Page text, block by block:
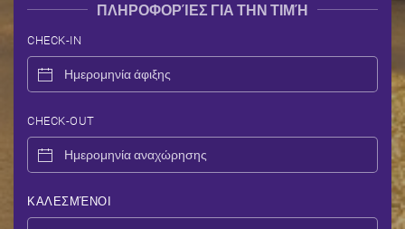
ΠΛΗΡΟΦΟΡΊΕΣ ΓΙΑ ΤΗΝ ΤΙΜΉ
CHECK-IN
CHECK-OUT
ΚΑΛΕΣΜΈΝΟΙ